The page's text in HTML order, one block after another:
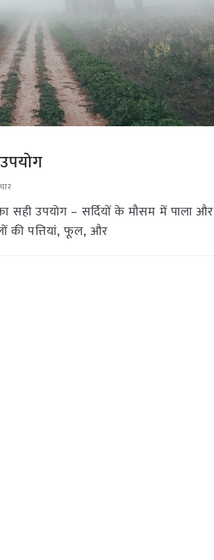
उपयोग – सर्दियों के मौसम में पाला और
की पत्तियां, फूल, और